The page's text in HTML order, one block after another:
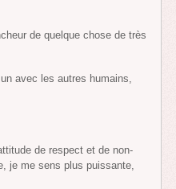
de quelque chose de très
avec les autres humains,
de respect et de non-
je me sens plus puissante,